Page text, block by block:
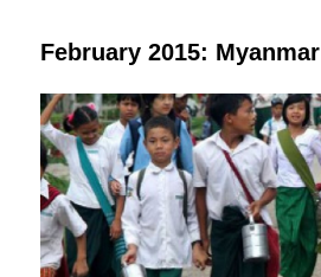
February 2015: Myanmar